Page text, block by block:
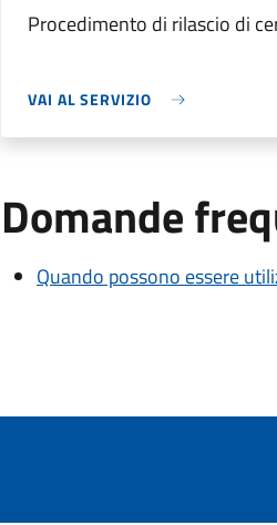
Procedimento di rilascio di
VAI AL SERVIZIO
Domande
Quando possono essere